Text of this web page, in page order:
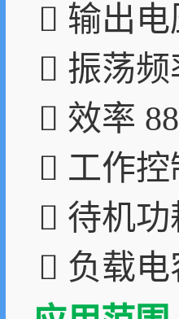
 输出
 振荡频
 效率
 工作
 待机
 负载